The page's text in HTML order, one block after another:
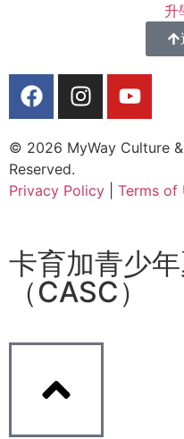
升
© 2026 MyWay Culture
Reserved.
Privacy Policy
Terms of
卡育加青少
（CASC）